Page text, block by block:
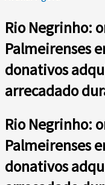
Rio Negrinho:
Palmeirenses
donativos
arrecadado
Rio Negrinho:
Palmeirenses
donativos